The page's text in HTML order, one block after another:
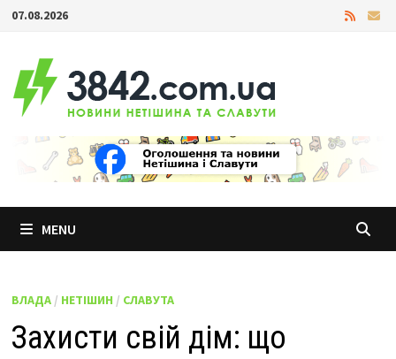
Skip
content
07.08.2026
MENU
ВЛАДА/ НЕТІШИН / СЛАВУТА
Захисти свій дім: що